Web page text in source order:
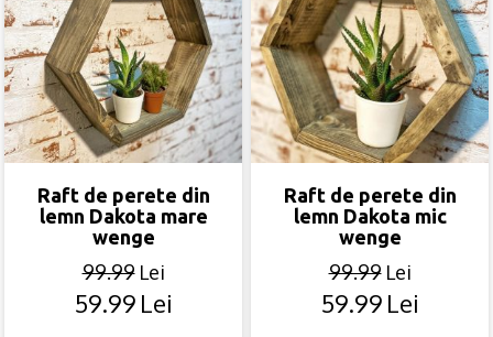
Raft de perete din
lemn Dakota mare
wenge
99.99 Lei
Original
59.99 Lei
Current
Raft de perete din
lemn Dakota mic
wenge
99.99 Lei
Original
59.99 Lei
Current